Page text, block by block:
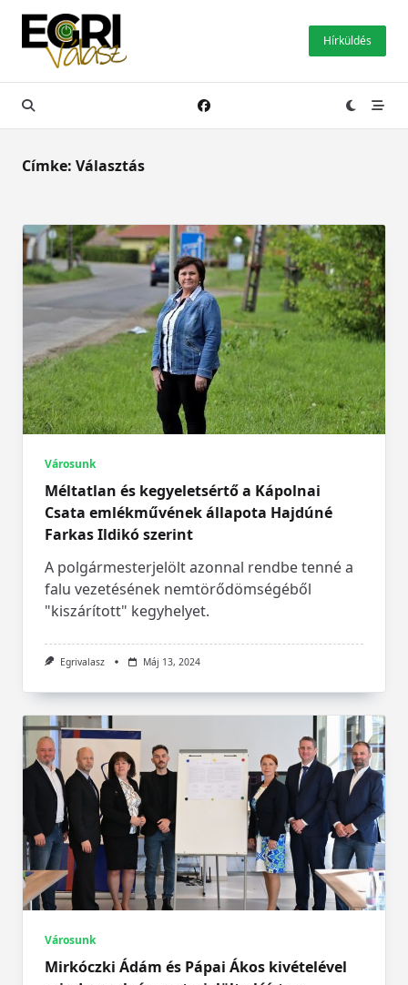
Skip
content
Hírküldés
Címke: Választás
Városunk
Méltatlan és kegyeletsértő a Kápolnai
Csata emlékművének állapota Hajdúné
Farkas Ildikó szerint
A polgármesterjelölt azonnal rendbe tenné a
falu vezetésének nemtörődömségéből
"kiszárított" kegyhelyet.
Egrivalasz Máj 13, 2024
Városunk
Mirkóczki Ádám és Pápai Ákos kivételével